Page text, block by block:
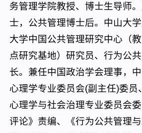
务管理学院教授、博士生导师
士，公共管理博士后。中山大
大学中国公共管理研究中心（
点研究基地）研究员、行为公
长。兼任中国政治学会理事，
心理学专业委员会(副主任)委员
心理学与社会治理专业委员会
评论》责编、《行为公共管理